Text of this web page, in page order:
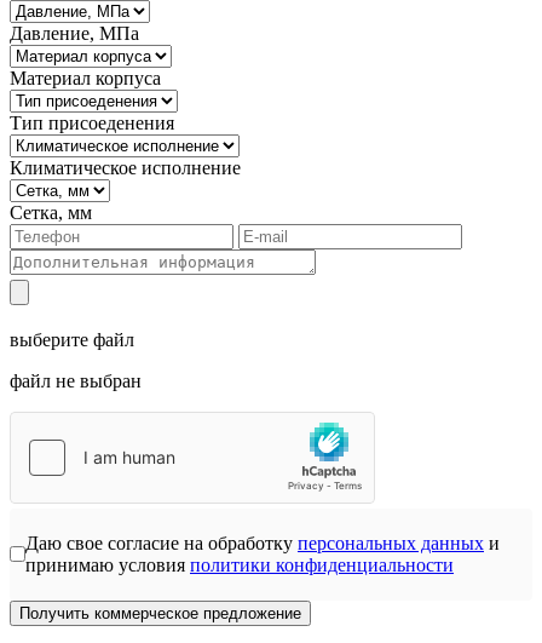
Давление, МПа
Материал корпуса
Тип присоеденения
Климатическое исполнение
Сетка, мм
выберите файл
файл не выбран
Даю свое согласие на обработку персональных данных и
принимаю условия политики конфиденциальности
Получить коммерческое предложение